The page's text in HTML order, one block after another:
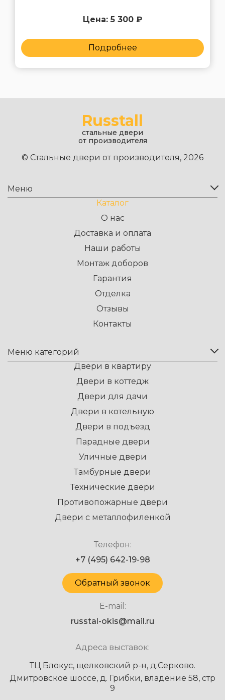
Цена: 5 300 ₽
Подробнее
Russtall
стальные двери
от производителя
© Стальные двери от производителя, 2026
Меню
Каталог
О нас
Доставка и оплата
Наши работы
Монтаж доборов
Гарантия
Отделка
Отзывы
Контакты
Меню категорий
Двери в квартиру
Двери в коттедж
Двери для дачи
Двери в котельную
Двери в подъезд
Парадные двери
Уличные двери
Тамбурные двери
Технические двери
Противопожарные двери
Двери с металлофиленкой
Телефон:
+7 (495) 642-19-98
Обратный звонок
E-mail:
russtal-okis@mail.ru
Адреса выставок:
ТЦ Блокус, щелковский р-н, д.Серково.
Дмитровское шоссе, д. Грибки, владение 58, стр
9